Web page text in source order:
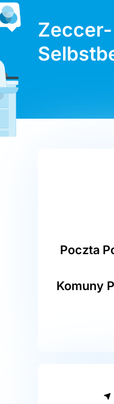
Zeccer-
Poczta
Komuny